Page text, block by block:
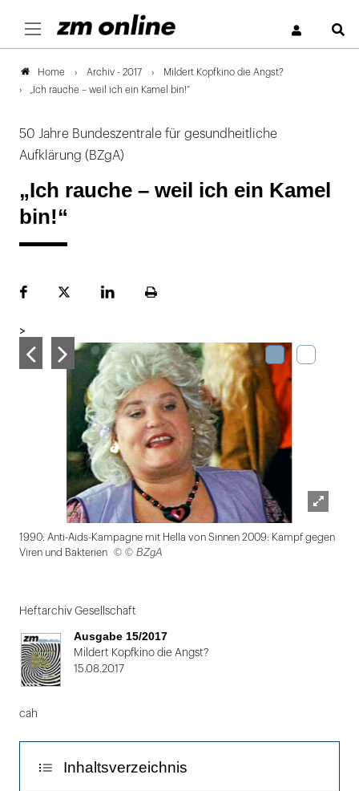
Home Archiv - 2017
Mildert Kopfkino die Angst?
„Ich rauche – weil ich ein Kamel bin!“
50 Jahre Bundeszentrale für gesundheitliche
Aufklärung (BZgA)
„Ich rauche – weil ich ein Kamel
bin!“
FacebookPlattformLinekdInSeite
>
öffnen
1990: Anti-Aids-Kampagne mit Hella von Sinnen 2009: Kampf gegen
Viren und Bakterien
© © BZgA
1
von
2
Heftarchiv Gesellschaft
Ausgabe 15/2017
Mildert Kopfkino die Angst?
15.08.2017
cah
Inhaltsverzeichnis